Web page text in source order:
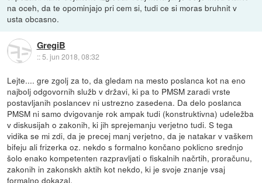
na oceh, da te opominjajo pri cem si, tudi ce si moras bruhnit v
usta obcasno.
GregiB
::5. jun 2018, 08:32
Lejte.... gre zgolj za to, da gledam na mesto poslanca kot na eno
najbolj odgovornih služb v državi, ki pa to PMSM zaradi vrste
postavljanih poslancev ni ustrezno zasedena. Da delo poslanca
PMSM ni samo dvigovanje rok ampak tudi (konstruktivna) udeležba
v diskusijah o zakonih, ki jih sprejemanju verjetno tudi. S tega
vidika se mi zdi, da je precej manj verjetno, da je natakar v vaškem
bifeju ali frizerka oz. nekdo s formalno končano poklicno srednjo
šolo enako kompetenten razpravljati o fiskalnih načrtih, proračunu,
zakonih in zakonskh aktih kot nekdo, ki je svoje znanje vsaj
formalno dokazal.